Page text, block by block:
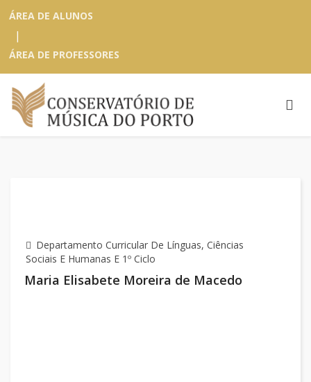
ÁREA DE ALUNOS
|
ÁREA DE PROFESSORES
Departamento Curricular De Línguas, Ciências
Sociais E Humanas E 1º Ciclo
Maria Elisabete Moreira de Macedo